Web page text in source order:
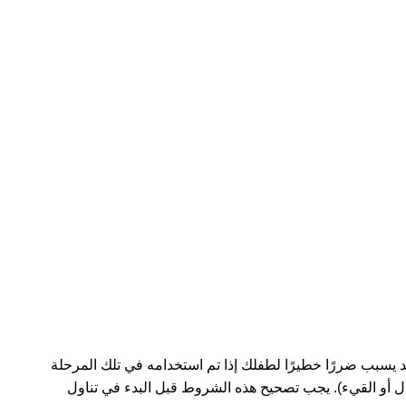
أو القيء). يجب تصحيح هذه الشروط قبل البدء في تناول